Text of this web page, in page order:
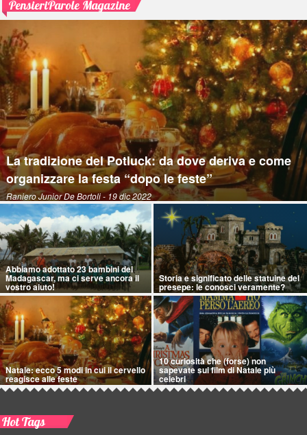
PensieriParole Magazine
La tradizione del Potluck: da dove deriva e come
organizzare la festa “dopo le feste”
Raniero Junior De Bortoli- 19 dic 2022
Abbiamo adottato 23 bambini del
Madagascar, ma ci serve ancora il
vostro aiuto!
Storia e significato delle statuine del
presepe: le conosci veramente?
Natale: ecco 5 modi in cui il cervello
reagisce alle feste
10 curiosità che (forse) non
sapevate sui film di Natale più
celebri
Hot Tags